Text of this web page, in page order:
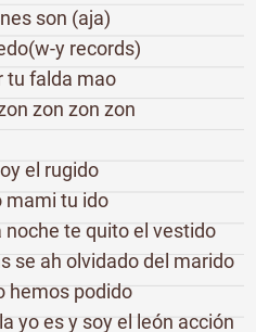
son (aja)
y records)
tu falda mao
zon zon zon
el rugido
mami tu ido
te quito el vestido
se ah olvidado del marido
hemos podido
yo es y soy el león acción